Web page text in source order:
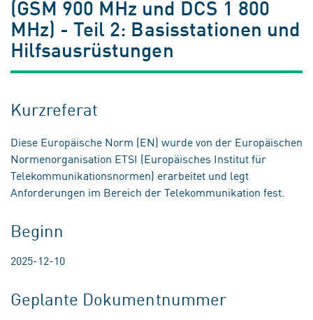
(GSM 900 MHz und DCS 1 800
MHz) - Teil 2: Basisstationen und
Hilfsausrüstungen
Kurzreferat
Diese Europäische Norm (EN) wurde von der Europäischen
Normenorganisation ETSI (Europäisches Institut für
Telekommunikationsnormen) erarbeitet und legt
Anforderungen im Bereich der Telekommunikation fest.
Beginn
2025-12-10
Geplante Dokumentnummer